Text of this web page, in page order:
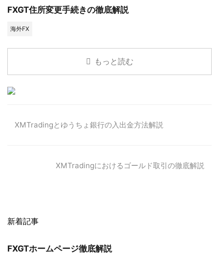
FXGT住所変更手続きの徹底解説
海外FX
もっと読む
XMTradingとゆうちょ銀行の入出金方法解説
XMTradingにおけるゴールド取引の徹底解説
新着記事
FXGTホームページ徹底解説